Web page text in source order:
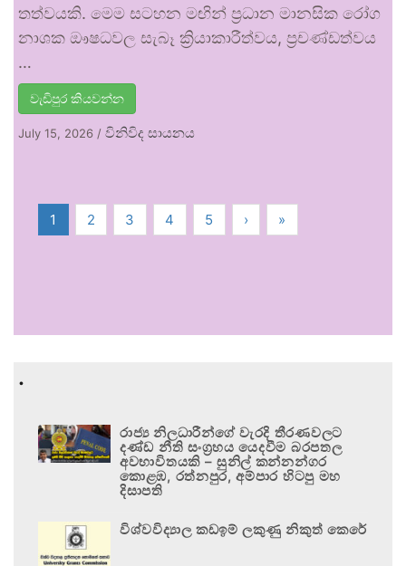
තත්වයකි. මෙම සටහන මඟින් ප්‍රධාන මානසික රෝග
නාශක ඖෂධවල සැබෑ ක්‍රියාකාරීත්වය, ප්‍රචණ්ඩත්වය
…
වැඩිපුර කියවන්න
July 15, 2026 / විනිවිද සායනය
1 2 3 4 5 › »
.
රාජ්‍ය නිලධාරීන්ගේ වැරදි තීරණවලට
දණ්ඩ නීති සංග්‍රහය යෙදවීම බරපතල
අවභාවිතයකි – සුනිල් කන්නන්ගර
කොළඹ, රත්නපුර, අම්පාර හිටපු මහ
දිසාපති
විශ්වවිද්‍යාල කඩඉම් ලකුණු නිකුත් කෙරේ